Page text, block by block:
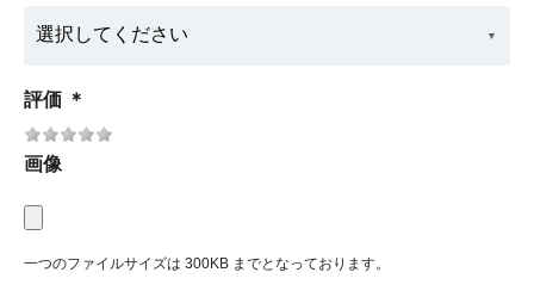
評価 ＊
画像
一つのファイルサイズは 300KB までとなっております。